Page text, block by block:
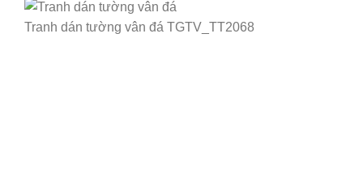
Tranh dán tường vân đá TGTV_TT2068